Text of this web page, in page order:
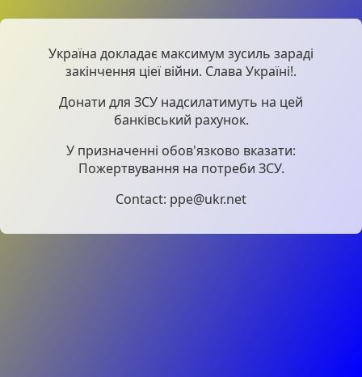
Україна докладає максимум зусиль зараді
закінчення ціеї війни. Слава Україні!.
Донати для ЗСУ надсилатимуть на цей
банківський рахунок.
У призначенні обов'язково вказати:
Пожертвування на потреби ЗСУ.
Contact: ppe@ukr.net